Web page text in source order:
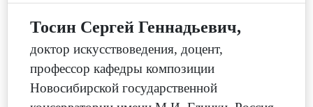
Тосин Сергей Геннадьевич,
доктор искусствоведения, доцент,
профессор кафедры композиции
Новосибирской государственной